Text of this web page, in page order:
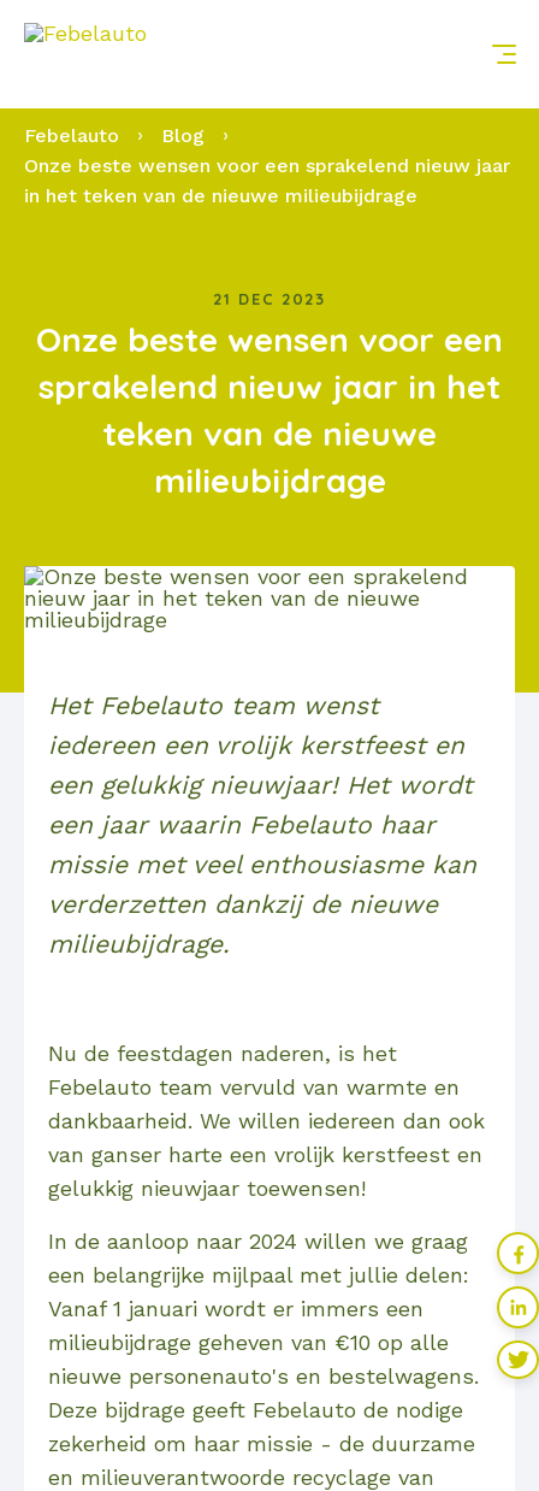
Febelauto
Blog
Onze beste wensen voor een sprakelend nieuw jaar
in het teken van de nieuwe milieubijdrage
21 DEC 2023
Onze beste wensen voor een
sprakelend nieuw jaar in het
teken van de nieuwe
milieubijdrage
Het Febelauto team wenst
iedereen een vrolijk kerstfeest en
een gelukkig nieuwjaar! Het wordt
een jaar waarin Febelauto haar
missie met veel enthousiasme kan
verderzetten dankzij de nieuwe
milieubijdrage.
Nu de feestdagen naderen, is het
Febelauto team vervuld van warmte en
dankbaarheid. We willen iedereen dan ook
van ganser harte een vrolijk kerstfeest en
gelukkig nieuwjaar toewensen!
In de aanloop naar 2024 willen we graag
een belangrijke mijlpaal met jullie delen:
Vanaf 1 januari wordt er immers een
milieubijdrage geheven van €10 op alle
nieuwe personenauto's en bestelwagens.
Deze bijdrage geeft Febelauto de nodige
zekerheid om haar missie - de duurzame
en milieuverantwoorde recyclage van